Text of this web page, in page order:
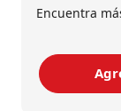
Encuentra